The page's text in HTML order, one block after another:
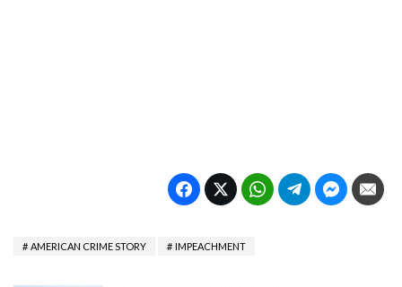
AMERICAN CRIME STORY IMPEACHMENT